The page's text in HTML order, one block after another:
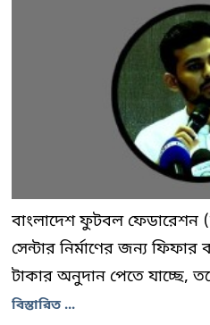
বাংলাদেশ ফুটবল ফেডারেশন
সেন্টার নির্মাণের জন্য
টাকার অনুদান পেতে যাচ্ছে,
বিস্তারিত ...